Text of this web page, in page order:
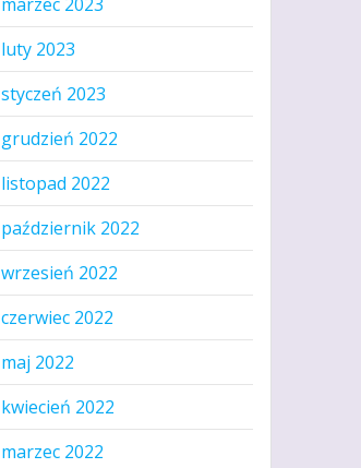
marzec 2023
luty 2023
styczeń 2023
grudzień 2022
listopad 2022
październik 2022
wrzesień 2022
czerwiec 2022
maj 2022
kwiecień 2022
marzec 2022